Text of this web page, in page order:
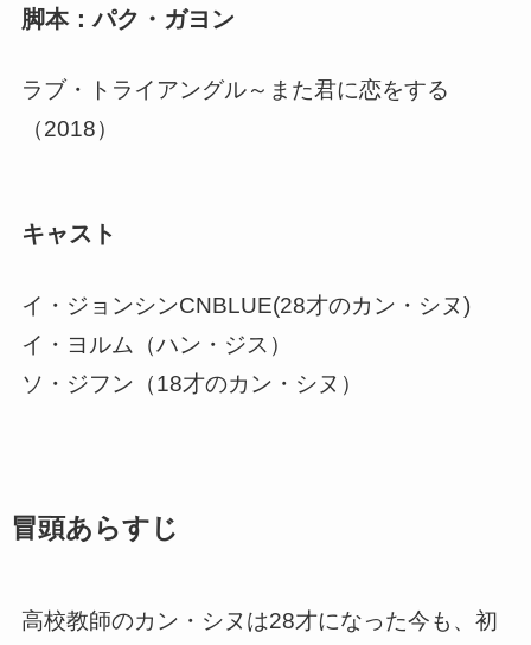
脚本：パク・ガヨン
ラブ・トライアングル～また君に恋をする
（2018）
キャスト
イ・ジョンシンCNBLUE(28才のカン・シヌ)
イ・ヨルム（ハン・ジス）
ソ・ジフン（18才のカン・シヌ）
冒頭あらすじ
高校教師のカン・シヌは28才になった今も、初